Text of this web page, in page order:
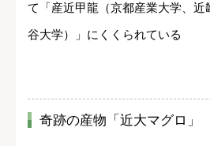
て「産近甲龍（京都産業大学、
谷大学）」にくくられている
奇跡の産物「近大マグロ」